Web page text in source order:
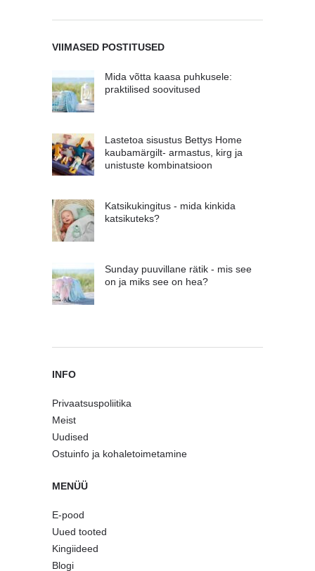
VIIMASED POSTITUSED
Mida võtta kaasa puhkusele:
praktilised soovitused
Lastetoa sisustus Bettys Home
kaubamärgilt- armastus, kirg ja
unistuste kombinatsioon
Katsikukingitus - mida kinkida
katsikuteks?
Sunday puuvillane rätik - mis see
on ja miks see on hea?
INFO
Privaatsuspoliitika
Meist
Uudised
Ostuinfo ja kohaletoimetamine
MENÜÜ
E-pood
Uued tooted
Kingiideed
Blogi